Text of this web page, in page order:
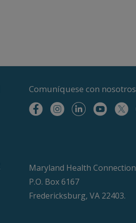
Comuníquese con nosotros
Maryland Health Connection
P.O. Box 6167
Fredericksburg, VA 22403.